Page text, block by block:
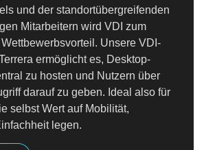
und der standortübergreifenden
Mitarbeitern wird VDI zum
Unsere VDI-
ermöglicht es, Desktop-
zu hosten und Nutzern über
darauf zu geben. Ideal also für
selbst Wert auf Mobilität,
legen.